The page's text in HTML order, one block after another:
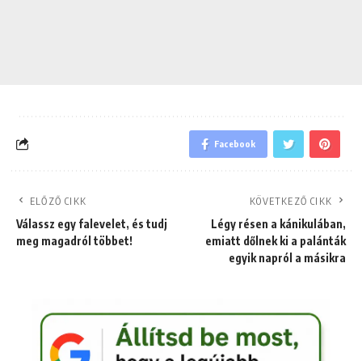
Facebook
ELŐZŐ CIKK
Válassz egy falevelet, és tudj
meg magadról többet!
KÖVETKEZŐ CIKK
Légy résen a kánikulában,
emiatt dőlnek ki a palánták
egyik napról a másikra